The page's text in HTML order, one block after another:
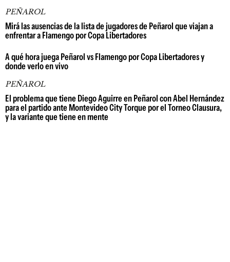
PEÑAROL
Mirá las ausencias de la lista de jugadores de Peñarol que viajan a
enfrentar a Flamengo por Copa Libertadores
A qué hora juega Peñarol vs Flamengo por Copa Libertadores y
donde verlo en vivo
PEÑAROL
El problema que tiene Diego Aguirre en Peñarol con Abel Hernández
para el partido ante Montevideo City Torque por el Torneo Clausura,
y la variante que tiene en mente